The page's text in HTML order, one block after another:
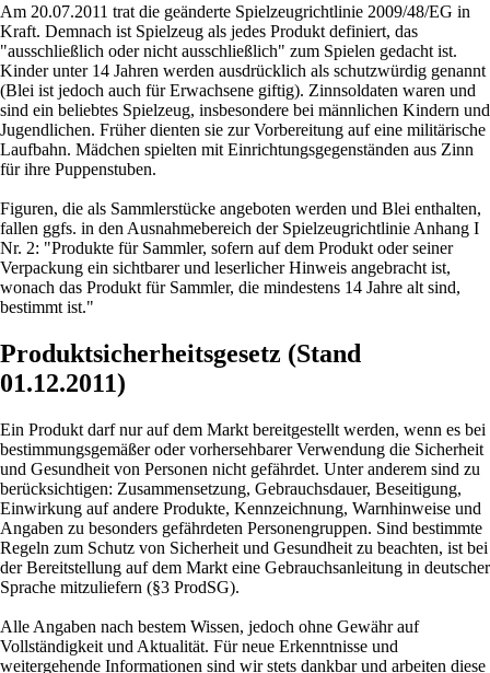
Am 20.07.2011 trat die geänderte Spielzeugrichtlinie 2009/48/EG in
Kraft. Demnach ist Spielzeug als jedes Produkt definiert, das
"ausschließlich oder nicht ausschließlich" zum Spielen gedacht ist.
Kinder unter 14 Jahren werden ausdrücklich als schutzwürdig genannt
(Blei ist jedoch auch für Erwachsene giftig). Zinnsoldaten waren und
sind ein beliebtes Spielzeug, insbesondere bei männlichen Kindern und
Jugendlichen. Früher dienten sie zur Vorbereitung auf eine militärische
Laufbahn. Mädchen spielten mit Einrichtungsgegenständen aus Zinn
für ihre Puppenstuben.
Figuren, die als Sammlerstücke angeboten werden und Blei enthalten,
fallen ggfs. in den Ausnahmebereich der Spielzeugrichtlinie Anhang I
Nr. 2: "Produkte für Sammler, sofern auf dem Produkt oder seiner
Verpackung ein sichtbarer und leserlicher Hinweis angebracht ist,
wonach das Produkt für Sammler, die mindestens 14 Jahre alt sind,
bestimmt ist."
Produktsicherheitsgesetz (Stand
01.12.2011)
Ein Produkt darf nur auf dem Markt bereitgestellt werden, wenn es bei
bestimmungsgemäßer oder vorhersehbarer Verwendung die Sicherheit
und Gesundheit von Personen nicht gefährdet. Unter anderem sind zu
berücksichtigen: Zusammensetzung, Gebrauchsdauer, Beseitigung,
Einwirkung auf andere Produkte, Kennzeichnung, Warnhinweise und
Angaben zu besonders gefährdeten Personengruppen. Sind bestimmte
Regeln zum Schutz von Sicherheit und Gesundheit zu beachten, ist bei
der Bereitstellung auf dem Markt eine Gebrauchsanleitung in deutscher
Sprache mitzuliefern (§3 ProdSG).
Alle Angaben nach bestem Wissen, jedoch ohne Gewähr auf
Vollständigkeit und Aktualität. Für neue Erkenntnisse und
weitergehende Informationen sind wir stets dankbar und arbeiten diese